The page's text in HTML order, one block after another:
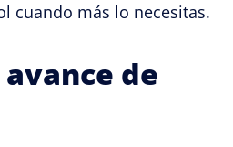
cuando más lo necesitas.
de